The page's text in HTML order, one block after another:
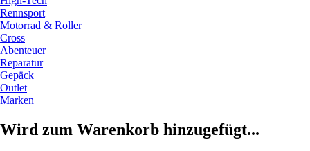
Rennsport
Motorrad & Roller
Cross
Abenteuer
Reparatur
Gepäck
Outlet
Marken
Wird zum Warenkorb hinzugefügt...